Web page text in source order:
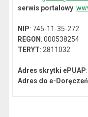
serwis portalowy:
NIP: 745-11-35-272
REGON: 000538254
TERYT: 2811032
Adres skrytki ePUAP
Adres do e-Doręczeń